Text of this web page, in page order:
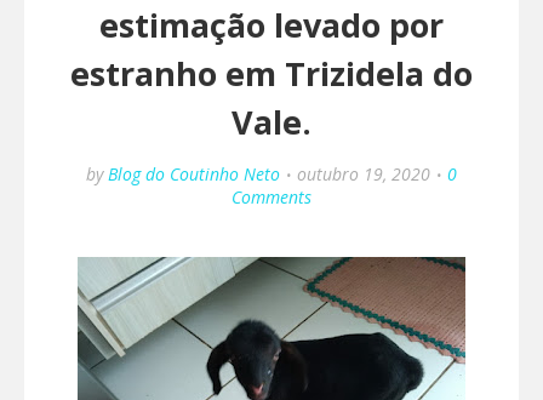
estimação levado por
estranho em Trizidela do
Vale.
by Blog do Coutinho Neto outubro 19, 2020
0
Comments